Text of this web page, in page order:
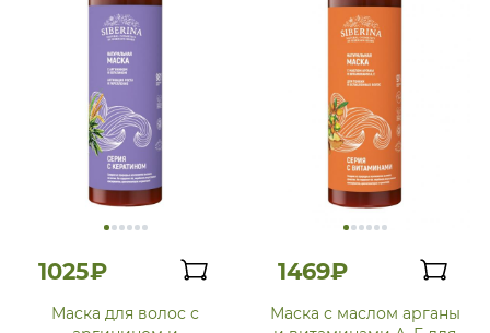
1025₽
Маска для волос с
1469₽
Маска с маслом арганы